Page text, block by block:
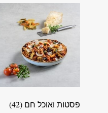
פסטות ואוכל חם (42)